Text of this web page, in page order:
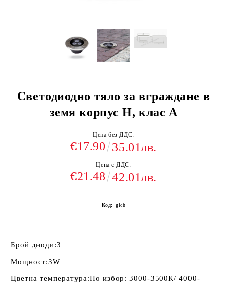
Светодиодно тяло за вграждане в
земя корпус H, клас A
Цена без ДДС:
€17.90 35.01лв.
Цена с ДДС:
€21.48 42.01лв.
Код: glch
Брой диоди:3
Мощност:3W
Цветна температура:По избор: 3000-3500К/ 4000-